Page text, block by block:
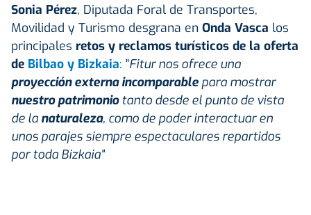
Sonia Pérez, Diputada Foral de Transportes,
Movilidad y Turismo desgrana en Onda Vasca los
principales retos y reclamos turísticos de la oferta
de Bilbao y Bizkaia: "Fitur nos ofrece una
proyección externa incomparable para mostrar
nuestro patrimoniotanto desde el punto de vista
de la naturaleza, como de poder interactuar en
unos parajes siempre espectaculares repartidos
por toda Bizkaia"